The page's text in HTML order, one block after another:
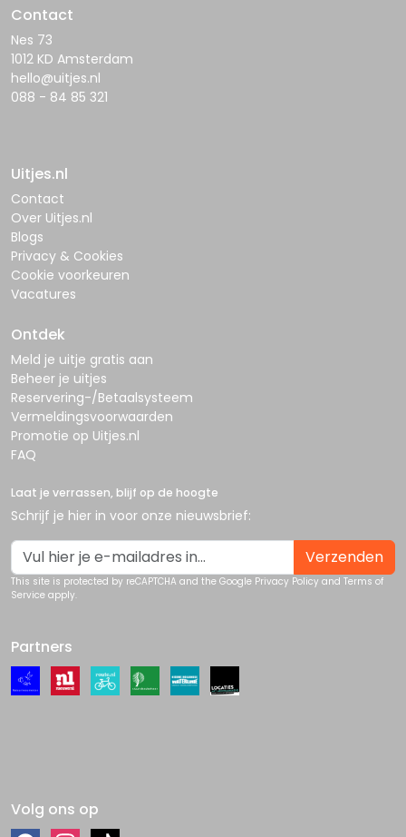
Contact
Nes 73
1012 KD Amsterdam
hello@uitjes.nl
088 - 84 85 321
Uitjes.nl
Contact
Over Uitjes.nl
Blogs
Privacy & Cookies
Cookie voorkeuren
Vacatures
Ontdek
Meld je uitje gratis aan
Beheer je uitjes
Reservering-/Betaalsysteem
Vermeldingsvoorwaarden
Promotie op Uitjes.nl
FAQ
Laat je verrassen, blijf op de hoogte
Schrijf je hier in voor onze nieuwsbrief:
Verzenden
This site is protected by reCAPTCHA and the Google Privacy Policy and Terms of
Service apply.
Partners
Volg ons op